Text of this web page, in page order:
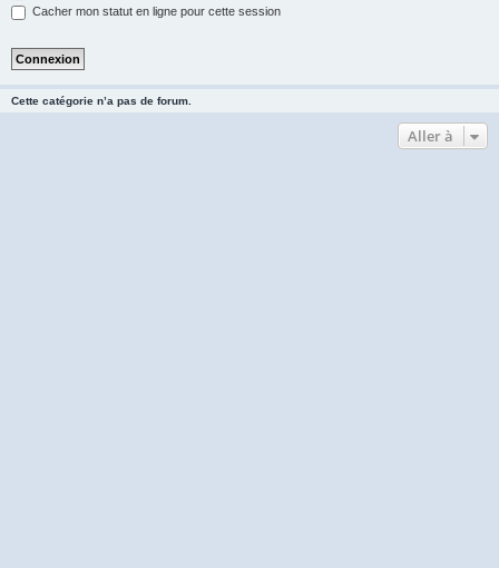
Cacher mon statut en ligne pour cette session
Cette catégorie n’a pas de forum.
Aller à